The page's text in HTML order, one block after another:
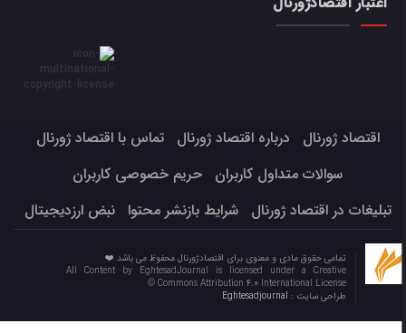
اقتصاد ژورنال درباره اقتصاد ژورنال
تماس با اقتصاد ژورنال
سوالات متداول کاربران
حریم خصوصی کاربران
تبلیغات در اقتصاد ژورنال
شرایط بازنشر محتوا نبض ارزدیجیتال
تمامی حقوق مادی و معنوی برای اقتصادژورنال محفوظ می باشد ❤️
All Content by EghtesadJournal is licensed under a Creative
Commons Attribution 4.0 International License ©️
طراحی سایت :